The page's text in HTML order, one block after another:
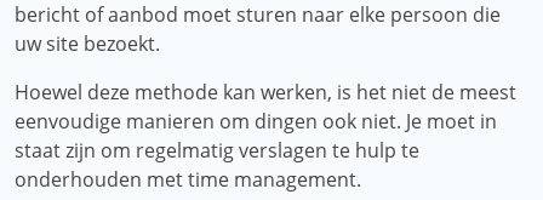
bericht of aanbod moet sturen naar elke persoon die
uw site bezoekt.
Hoewel deze methode kan werken, is het niet de meest
eenvoudige manieren om dingen ook niet. Je moet in
staat zijn om regelmatig verslagen te hulp te
onderhouden met time management.